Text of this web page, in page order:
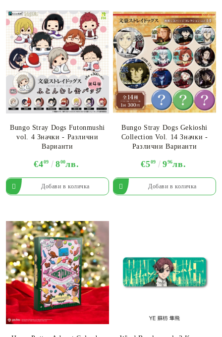
Bungo Stray Dogs Futonmushi
vol. 4 Значки - Различни
Варианти
€409 800лв.
Bungo Stray Dogs Gekioshi
Collection Vol. 14 Значки -
Различни Варианти
€509 996лв.